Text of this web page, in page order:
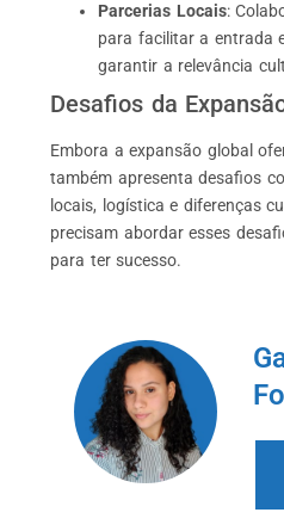
Parcerias Locais:
para facilitar a entrada
garantir a relevância
Desafios da
Embora a expansão global
também apresenta desafios
locais, logística e diferenças
precisam abordar esses
para ter sucesso.